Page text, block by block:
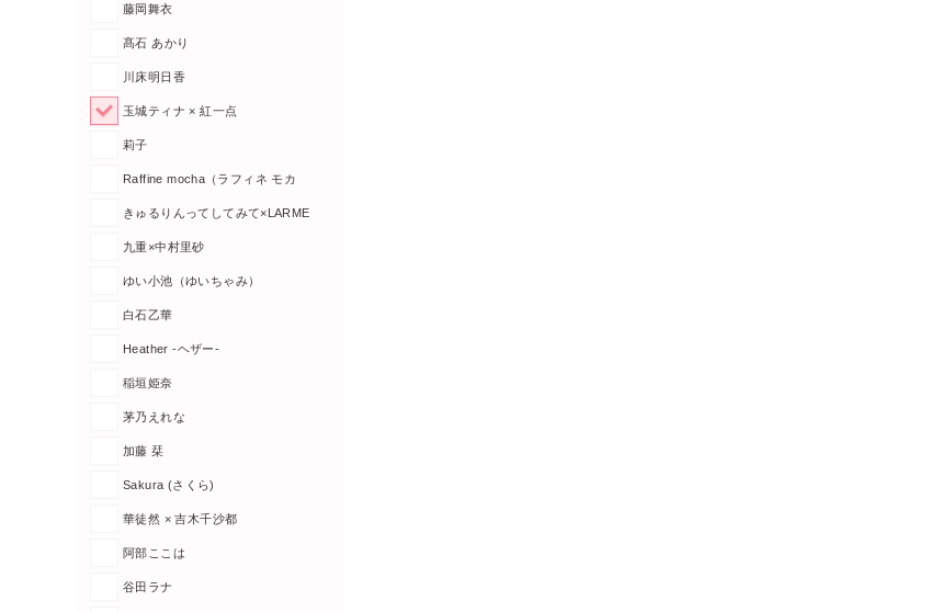
藤岡舞衣
髙石 あかり
川床明日香
玉城ティナ × 紅一点
莉子
Raffine mocha（ラフィネ モカ
きゅるりんってしてみて×LARME
九重×中村里砂
ゆい小池（ゆいちゃみ）
白石乙華
Heather -ヘザー-
稲垣姫奈
茅乃えれな
加藤 栞
Sakura (さくら)
華徒然 × 吉木千沙都
阿部ここは
谷田ラナ